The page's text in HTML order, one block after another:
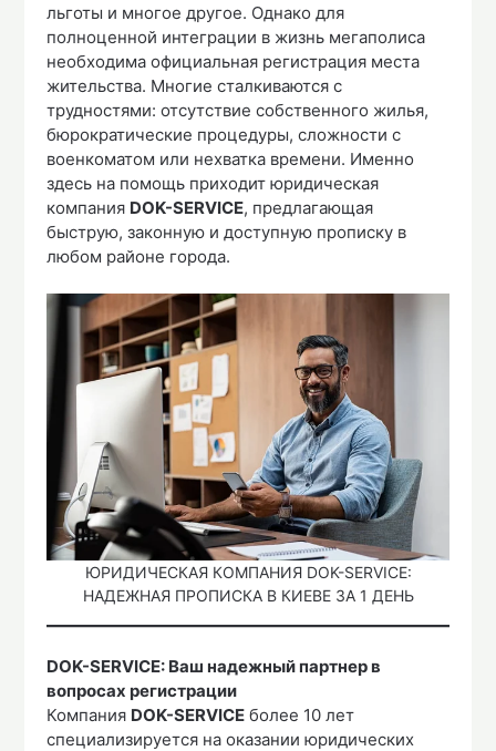
льготы и многое другое. Однако для
полноценной интеграции в жизнь мегаполиса
необходима официальная регистрация места
жительства. Многие сталкиваются с
трудностями: отсутствие собственного жилья,
бюрократические процедуры, сложности с
военкоматом или нехватка времени. Именно
здесь на помощь приходит юридическая
компания DOK-SERVICE, предлагающая
быструю, законную и доступную прописку в
любом районе города.
ЮРИДИЧЕСКАЯ КОМПАНИЯ DOK-SERVICE:
НАДЕЖНАЯ ПРОПИСКА В КИЕВЕ ЗА 1 ДЕНЬ
DOK-SERVICE: Ваш надежный партнер в
вопросах регистрации
Компания DOK-SERVICE более 10 лет
специализируется на оказании юридических